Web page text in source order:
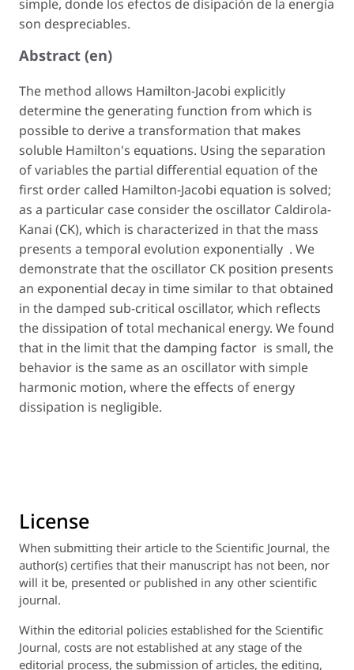
simple, donde los efectos de disipación de la energía
son despreciables.
Abstract (en)
The method allows Hamilton-Jacobi explicitly
determine the generating function from which is
possible to derive a transformation that makes
soluble Hamilton's equations. Using the separation
of variables the partial differential equation of the
first order called Hamilton-Jacobi equation is solved;
as a particular case consider the oscillator Caldirola-
Kanai (CK), which is characterized in that the mass
presents a temporal evolution exponentially . We
demonstrate that the oscillator CK position presents
an exponential decay in time similar to that obtained
in the damped sub-critical oscillator, which reflects
the dissipation of total mechanical energy. We found
that in the limit that the damping factor is small, the
behavior is the same as an oscillator with simple
harmonic motion, where the effects of energy
dissipation is negligible.
License
When submitting their article to the Scientific Journal, the
author(s) certifies that their manuscript has not been, nor
will it be, presented or published in any other scientific
journal.
Within the editorial policies established for the Scientific
Journal, costs are not established at any stage of the
editorial process, the submission of articles, the editing,